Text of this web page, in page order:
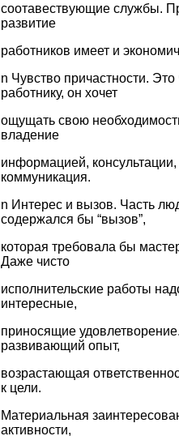
соотавествующие службы.
развитие
работников имеет и
n Чувство причастности.
работнику, он хочет
ощущать свою
владение
информацией,
коммуникация.
n Интерес и вызов. Часть
содержался бы “вызов”,
которая требовала бы
Даже чисто
исполнительские работы
интересные,
приносящие
развивающий опыт,
возрастающая
к цели.
Материальная
активности,